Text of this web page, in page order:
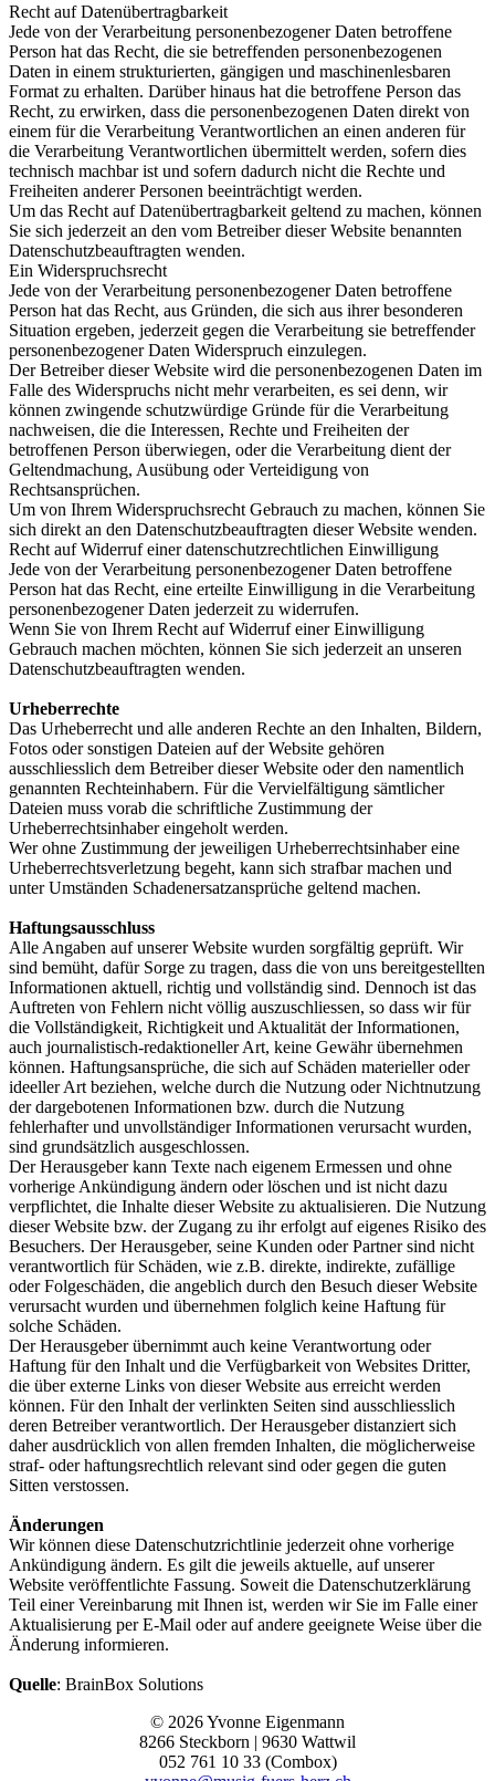
Recht auf Datenübertragbarkeit
Jede von der Verarbeitung personenbezogener Daten betroffene
Person hat das Recht, die sie betreffenden personenbezogenen
Daten in einem strukturierten, gängigen und maschinenlesbaren
Format zu erhalten. Darüber hinaus hat die betroffene Person das
Recht, zu erwirken, dass die personenbezogenen Daten direkt von
einem für die Verarbeitung Verantwortlichen an einen anderen für
die Verarbeitung Verantwortlichen übermittelt werden, sofern dies
technisch machbar ist und sofern dadurch nicht die Rechte und
Freiheiten anderer Personen beeinträchtigt werden.
Um das Recht auf Datenübertragbarkeit geltend zu machen, können
Sie sich jederzeit an den vom Betreiber dieser Website benannten
Datenschutzbeauftragten wenden.
Ein Widerspruchsrecht
Jede von der Verarbeitung personenbezogener Daten betroffene
Person hat das Recht, aus Gründen, die sich aus ihrer besonderen
Situation ergeben, jederzeit gegen die Verarbeitung sie betreffender
personenbezogener Daten Widerspruch einzulegen.
Der Betreiber dieser Website wird die personenbezogenen Daten im
Falle des Widerspruchs nicht mehr verarbeiten, es sei denn, wir
können zwingende schutzwürdige Gründe für die Verarbeitung
nachweisen, die die Interessen, Rechte und Freiheiten der
betroffenen Person überwiegen, oder die Verarbeitung dient der
Geltendmachung, Ausübung oder Verteidigung von
Rechtsansprüchen.
Um von Ihrem Widerspruchsrecht Gebrauch zu machen, können Sie
sich direkt an den Datenschutzbeauftragten dieser Website wenden.
Recht auf Widerruf einer datenschutzrechtlichen Einwilligung
Jede von der Verarbeitung personenbezogener Daten betroffene
Person hat das Recht, eine erteilte Einwilligung in die Verarbeitung
personenbezogener Daten jederzeit zu widerrufen.
Wenn Sie von Ihrem Recht auf Widerruf einer Einwilligung
Gebrauch machen möchten, können Sie sich jederzeit an unseren
Datenschutzbeauftragten wenden.
Urheberrechte
Das Urheberrecht und alle anderen Rechte an den Inhalten, Bildern,
Fotos oder sonstigen Dateien auf der Website gehören
ausschliesslich dem Betreiber dieser Website oder den namentlich
genannten Rechteinhabern. Für die Vervielfältigung sämtlicher
Dateien muss vorab die schriftliche Zustimmung der
Urheberrechtsinhaber eingeholt werden.
Wer ohne Zustimmung der jeweiligen Urheberrechtsinhaber eine
Urheberrechtsverletzung begeht, kann sich strafbar machen und
unter Umständen Schadenersatzansprüche geltend machen.
Haftungsausschluss
Alle Angaben auf unserer Website wurden sorgfältig geprüft. Wir
sind bemüht, dafür Sorge zu tragen, dass die von uns bereitgestellten
Informationen aktuell, richtig und vollständig sind. Dennoch ist das
Auftreten von Fehlern nicht völlig auszuschliessen, so dass wir für
die Vollständigkeit, Richtigkeit und Aktualität der Informationen,
auch journalistisch-redaktioneller Art, keine Gewähr übernehmen
können. Haftungsansprüche, die sich auf Schäden materieller oder
ideeller Art beziehen, welche durch die Nutzung oder Nichtnutzung
der dargebotenen Informationen bzw. durch die Nutzung
fehlerhafter und unvollständiger Informationen verursacht wurden,
sind grundsätzlich ausgeschlossen.
Der Herausgeber kann Texte nach eigenem Ermessen und ohne
vorherige Ankündigung ändern oder löschen und ist nicht dazu
verpflichtet, die Inhalte dieser Website zu aktualisieren. Die Nutzung
dieser Website bzw. der Zugang zu ihr erfolgt auf eigenes Risiko des
Besuchers. Der Herausgeber, seine Kunden oder Partner sind nicht
verantwortlich für Schäden, wie z.B. direkte, indirekte, zufällige
oder Folgeschäden, die angeblich durch den Besuch dieser Website
verursacht wurden und übernehmen folglich keine Haftung für
solche Schäden.
Der Herausgeber übernimmt auch keine Verantwortung oder
Haftung für den Inhalt und die Verfügbarkeit von Websites Dritter,
die über externe Links von dieser Website aus erreicht werden
können. Für den Inhalt der verlinkten Seiten sind ausschliesslich
deren Betreiber verantwortlich. Der Herausgeber distanziert sich
daher ausdrücklich von allen fremden Inhalten, die möglicherweise
straf- oder haftungsrechtlich relevant sind oder gegen die guten
Sitten verstossen.
Änderungen
Wir können diese Datenschutzrichtlinie jederzeit ohne vorherige
Ankündigung ändern. Es gilt die jeweils aktuelle, auf unserer
Website veröffentlichte Fassung. Soweit die Datenschutzerklärung
Teil einer Vereinbarung mit Ihnen ist, werden wir Sie im Falle einer
Aktualisierung per E-Mail oder auf andere geeignete Weise über die
Änderung informieren.
Quelle: BrainBox Solutions
© 2026 Yvonne Eigenmann
8266 Steckborn | 9630 Wattwil
052 761 10 33 (Combox)